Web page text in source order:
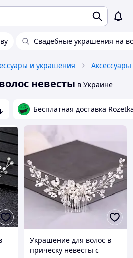
Свадебные украшения на
и украшения Аксессуары
невесты в Украине
Бесплатная доставка
Украшение для волос в
прическу невесты с